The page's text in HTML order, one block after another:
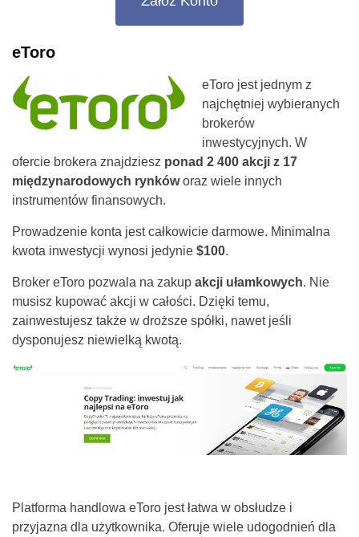
eToro
eToro jest jednym z
najchętniej wybieranych
brokerów
inwestycyjnych. W
ofercie brokera znajdziesz ponad 2 400 akcji z 17
międzynarodowych rynkóworaz wiele innych
instrumentów finansowych.
Prowadzenie konta jest całkowicie darmowe. Minimalna
kwota inwestycji wynosi jedynie $100.
Broker eToro pozwala na zakup akcji ułamkowych. Nie
musisz kupować akcji w całości. Dzięki temu,
zainwestujesz także w droższe spółki, nawet jeśli
dysponujesz niewielką kwotą.
Platforma handlowa eToro jest łatwa w obsłudze i
przyjazna dla użytkownika. Oferuje wiele udogodnień dla